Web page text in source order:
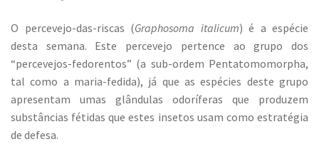
O percevejo-das-riscas (Graphosoma italicum) é a espécie
desta semana. Este percevejo pertence ao grupo dos
“percevejos-fedorentos” (a sub-ordem Pentatomomorpha,
tal como a maria-fedida), já que as espécies deste grupo
apresentam umas glândulas odoríferas que produzem
substâncias fétidas que estes insetos usam como estratégia
de defesa.